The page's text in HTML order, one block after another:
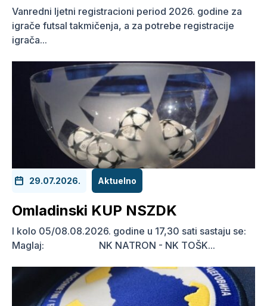
Vanredni ljetni registracioni period 2026. godine za
igrače futsal takmičenja, a za potrebe registracije
igrača...
29.07.2026. Aktuelno
Omladinski KUP NSZDK
I kolo 05/08.08.2026. godine u 17,30 sati sastaju se:
Maglaj: NK NATRON - NK TOŠK...